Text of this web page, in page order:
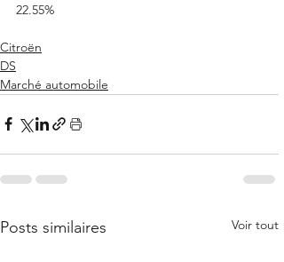
22.55%
Citroën
DS
Marché automobile
Posts similaires Voir tout